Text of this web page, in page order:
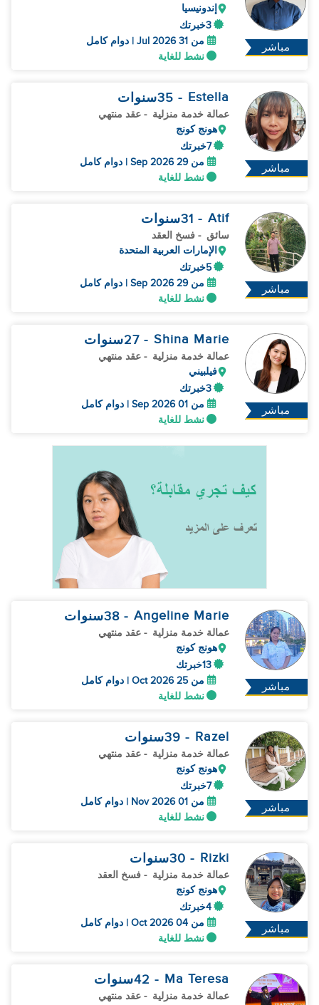
مباشر
إندونيسيا
3خبرتك
من 31 Jul 2026 | دوام كامل
نشط للغاية
مباشر
Estella
- 35 سنوات
عمالة خدمة منزلية - عقد منتهي
هونج كونج
7خبرتك
من 29 Sep 2026 | دوام كامل
نشط للغاية
مباشر
Atif
- 31 سنوات
سائق - فسخ العقد
الإمارات العربية المتحدة
5خبرتك
من 29 Sep 2026 | دوام كامل
نشط للغاية
مباشر
Shina Marie
- 27 سنوات
عمالة خدمة منزلية - عقد منتهي
فيلبيني
3خبرتك
من 01 Sep 2026 | دوام كامل
نشط للغاية
مباشر
Angeline Marie
- 38 سنوات
عمالة خدمة منزلية - عقد منتهي
هونج كونج
13خبرتك
من 25 Oct 2026 | دوام كامل
نشط للغاية
مباشر
Razel
- 39 سنوات
عمالة خدمة منزلية - عقد منتهي
هونج كونج
7خبرتك
من 01 Nov 2026 | دوام كامل
نشط للغاية
مباشر
Rizki
- 30 سنوات
عمالة خدمة منزلية - فسخ العقد
هونج كونج
4خبرتك
من 04 Oct 2026 | دوام كامل
نشط للغاية
Ma Teresa
- 42 سنوات
عمالة خدمة منزلية - عقد منتهي